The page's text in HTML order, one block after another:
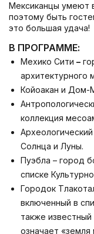
Мексиканцы умеют
поэтому быть
это большая удача!
В ПРОГРАММЕ:
Мехико Сити –
архитектурного
Койоакан и Дом-
коллекция
Солнца и Луны.
Пуэбла – город
списке
Городок
включенный в
также
означает